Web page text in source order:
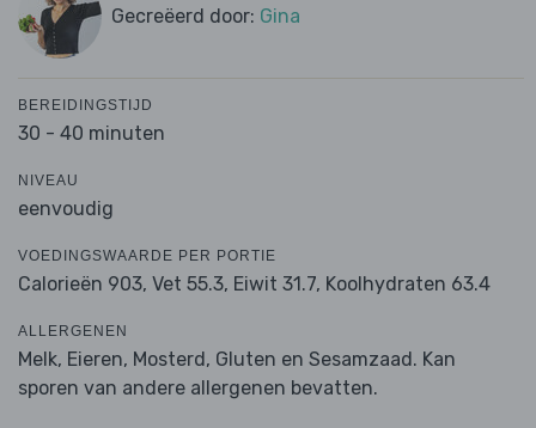
Gecreëerd door: Gina
BEREIDINGSTIJD
30 - 40 minuten
NIVEAU
eenvoudig
VOEDINGSWAARDE PER PORTIE
Calorieën 903, Vet 55.3, Eiwit 31.7, Koolhydraten 63.4
ALLERGENEN
Melk, Eieren, Mosterd, Gluten en Sesamzaad. Kan
sporen van andere allergenen bevatten.